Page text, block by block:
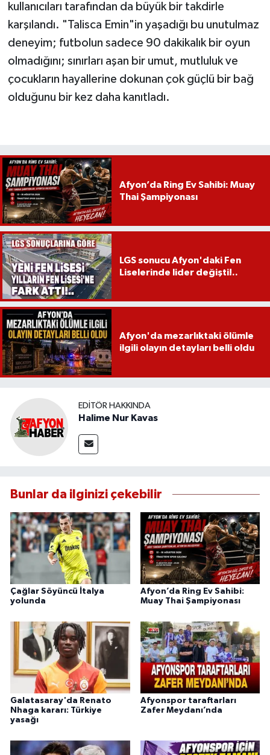
kullanıcıları tarafından da büyük bir takdirle
karşılandı. "Talisca Emin"in yaşadığı bu unutulmaz
deneyim; futbolun sadece 90 dakikalık bir oyun
olmadığını; sınırları aşan bir umut, mutluluk ve
çocukların hayallerine dokunan çok güçlü bir bağ
olduğunu bir kez daha kanıtladı.
Afyon’da Ring Ev Sahibi: Muay
Thai Şampiyonası
LGS sonucu Afyon'daki Fen
Liselerinde lider değişti!..
Afyon'da mezarlıktaki ölümle
ilgili olayın detayları belli oldu
EDITÖR HAKKINDA
Halime Nur Kavas
Bunlar da ilginizi çekebilir
Çağlar Söyüncü İtalya
yolunda
Afyon’da Ring Ev Sahibi:
Muay Thai Şampiyonası
Galatasaray'da Renato
Nhaga kararı: Türkiye
yasağı
Afyonspor taraftarları
Zafer Meydanı’nda